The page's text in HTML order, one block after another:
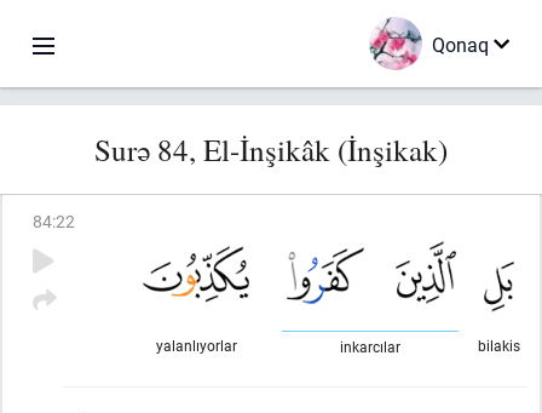
Qonaq
Surə 84, El-İnşikâk (İnşikak)
84:22
bilakis
inkarcılar
yalanlıyorlar